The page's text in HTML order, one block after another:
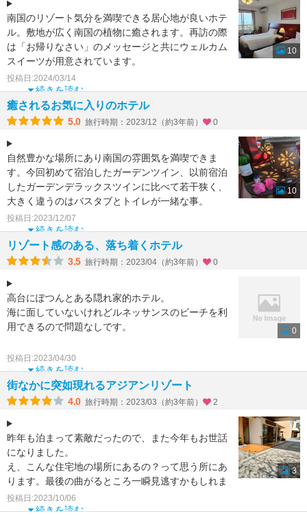
南国のリゾート気分を満喫できる居心地が良いホテ
ル。敷地が広く南国の植物に癒されます。再訪の際
は「お帰りなさい」のメッセージと共にウェルカム
スイーツが用意されています。
今回は初めて海が眺められる角部
続きを読む
投稿日:2024/03/14
10
癒されるお気に入りのホテル
5.0 旅行時期：2023/12（約3年前） 0
自然豊かな場所にあり南国の雰囲気を満喫できま
す。今回初めて宿泊したガーデンツイン、以前宿泊
したガーデンデラックスツインに比べて若干狭く、
大きく違うのはバスタブとトイレが一緒な事。
4泊したのでcoc
続きを読む
投稿日:2023/12/07
10
リゾート感のある、落ち着くホテル
3.5 旅行時期：2023/04（約3年前） 0
高台にぽつんとある隠れ家的ホテル。
海に面していないけれどルネッサンスのビーチを利
用できるので問題なしです。
レンタカーなら問題ないでしょうが、飲食店もスー
パーも10分くらいは歩きますのでタク
続きを読む
投稿日:2023/04/30
0
街なかに突如現れるアジアンリゾート
4.0 旅行時期：2023/03（約3年前） 2
昨年も泊まって素敵だったので、また今年もお世話
になりました。
え、こんな住宅地の場所にあるの？って思う所にあ
ります。最後の曲がるところ一瞬見逃すかもしれま
せん。
続きを読む
投稿日:2023/10/06
3